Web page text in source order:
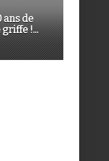
ans de
griffe !...